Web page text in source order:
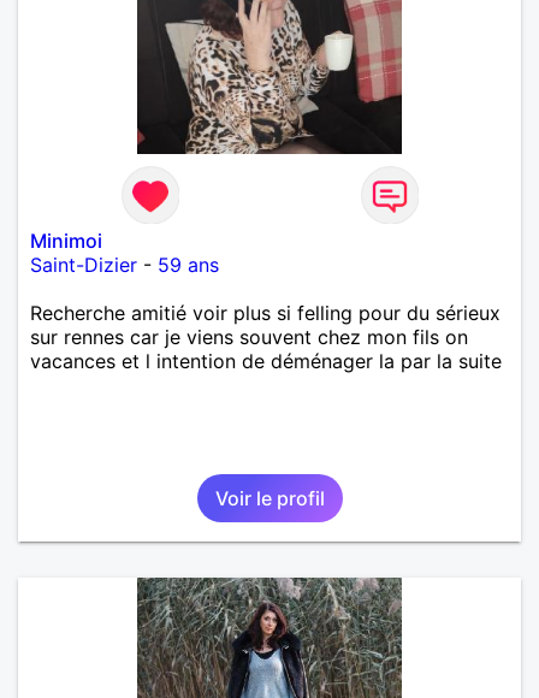
Minimoi
Saint-Dizier - 59 ans
Recherche amitié voir plus si felling pour du sérieux
sur rennes car je viens souvent chez mon fils on
vacances et l intention de déménager la par la suite
Voir le profil